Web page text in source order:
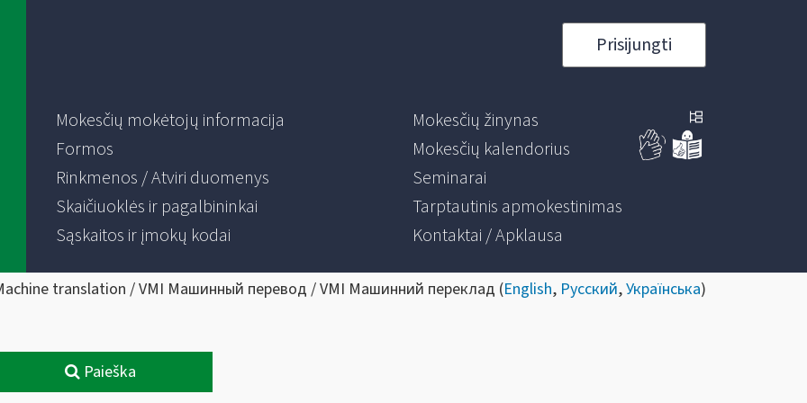
Prisijungti
Mokesčių mokėtojų informacija
Formos
Rinkmenos / Atviri duomenys
Skaičiuoklės ir pagalbininkai
Sąskaitos ir įmokų kodai
Mokesčių žinynas
Mokesčių kalendorius
Seminarai
Tarptautinis apmokestinimas
Kontaktai / Apklausa
translation / VMI Машинный перевод / VMI Машинний переклад (English, Русский,Українська)
Paieška